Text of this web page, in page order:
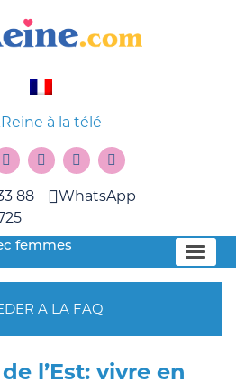
à la télé
88
WhatsApp
femmes
A LA FAQ
l’Est: vivre en